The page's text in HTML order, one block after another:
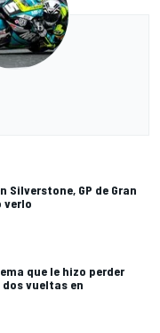
Silverstone, GP de Gran
verlo
que le hizo perder
vueltas en